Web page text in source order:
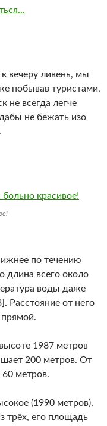
вечеру ливень, мы
побывав туристами,
не всегда легче
не бежать изо
по течению
длина всего около
воды даже
Расстояние от него
1987 метров
200 метров. От
60 метров.
(1990 метров),
трёх, его площадь